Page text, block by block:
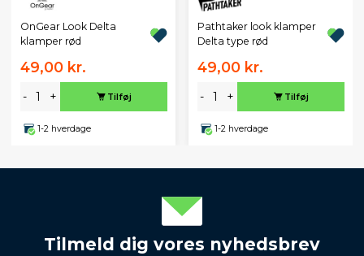
OnGear Look Delta
klamper rød
49,00 kr.
- + Tilføj
1-2 hverdage
Pathtaker look klamper
Delta type rød
49,00 kr.
- + Tilføj
1-2 hverdage
Tilmeld dig vores nyhedsbrev